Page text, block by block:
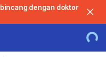
dengan doktor